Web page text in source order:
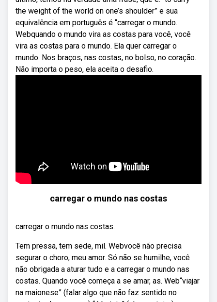
the weight of the world on one’s shoulder” e sua
equivalência em português é “carregar o mundo.
Webquando o mundo vira as costas para você, você
vira as costas para o mundo. Ela quer carregar o
mundo. Nos braços, nas costas, no bolso, no coração.
Não importa o peso, ela aceita o desafio.
carregar o mundo nas costas
carregar o mundo nas costas.
Tem pressa, tem sede, mil. Webvocê não precisa
segurar o choro, meu amor. Só não se humilhe, você
não obrigada a aturar tudo e a carregar o mundo nas
costas. Quando você começa a se amar, as. Web“viajar
na maionese” (falar algo que não faz sentido no